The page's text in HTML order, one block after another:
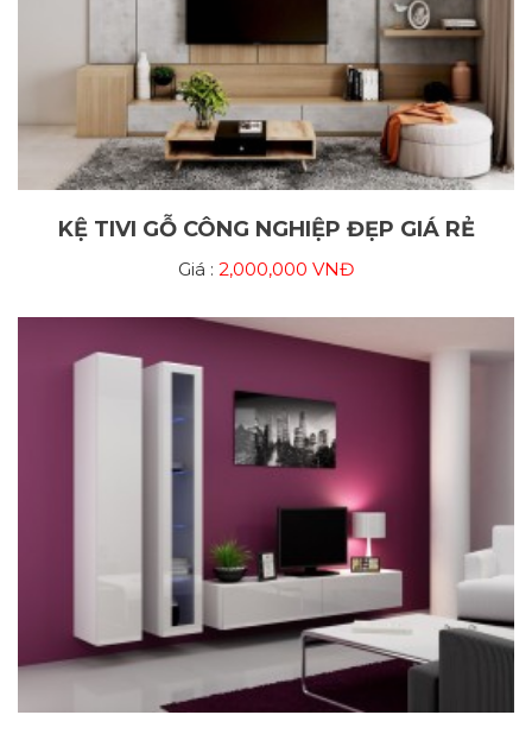
KỆ TIVI GỖ CÔNG NGHIỆP ĐẸP GIÁ RẺ
Giá : 2,000,000 VNĐ